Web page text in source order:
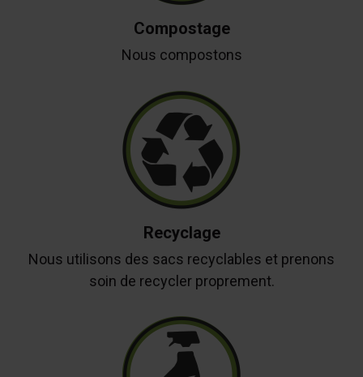
Compostage
Nous compostons
Recyclage
Nous utilisons des sacs recyclables et prenons
soin de recycler proprement.